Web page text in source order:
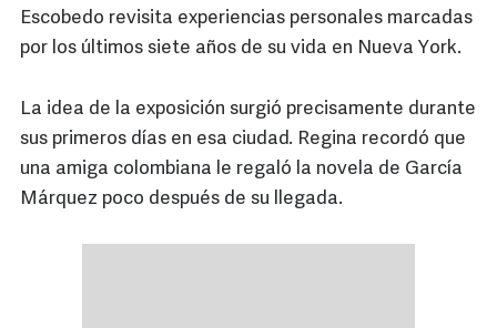
Escobedo revisita experiencias personales marcadas
por los últimos siete años de su vida en Nueva York.
La idea de la exposición surgió precisamente durante
sus primeros días en esa ciudad. Regina recordó que
una amiga colombiana le regaló la novela de García
Márquez poco después de su llegada.